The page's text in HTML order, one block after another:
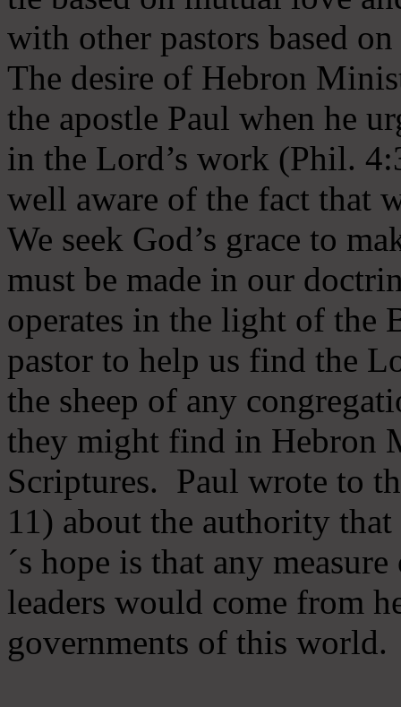
with other pastors based
The desire of Hebron
the apostle Paul when he
in the Lord’s work (Phil.
well aware of the fact that
We seek God’s grace to
must be made in our
operates in the light of the
pastor to help us find the
the sheep of any
they might find in Hebron
Scriptures. Paul wrote to
11) about the authority
´s hope is that any
leaders would come from
governments of this world.